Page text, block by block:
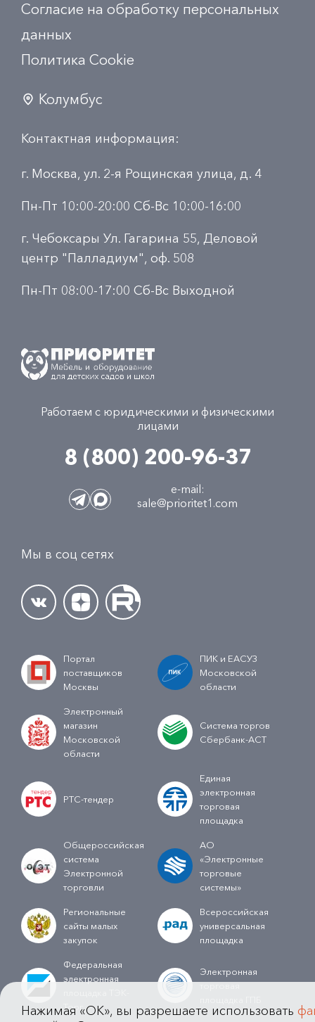
Согласие на обработку персональных
данных
Политика Сookie
Колумбус
Контактная информация:
г. Москва, ул. 2-я Рощинская улица, д. 4
Пн-Пт 10:00-20:00 Сб-Вс 10:00-16:00
г. Чебоксары Ул. Гагарина 55, Деловой
центр "Палладиум", оф. 508
Пн-Пт 08:00-17:00 Сб-Вс Выходной
Работаем с юридическими и физическими
лицами
8 (800) 200-96-37
e-mail:
sale@prioritet1.com
Мы в соц сетях
Портал
поставщиков
Москвы
ПИК и ЕАСУЗ
Московской
области
Электронный
магазин
Московской
области
Система торгов
Сбербанк-АСТ
РТС-тендер
Единая
электронная
торговая
площадка
Общероссийская
система
Электронной
торговли
АО
«Электронные
торговые
системы»
Региональные
сайты малых
закупок
Всероссийская
универсальная
площадка
Федеральная
электронная
Торг
Электронная
торговая
Нажимая «OK», вы разрешаете использовать